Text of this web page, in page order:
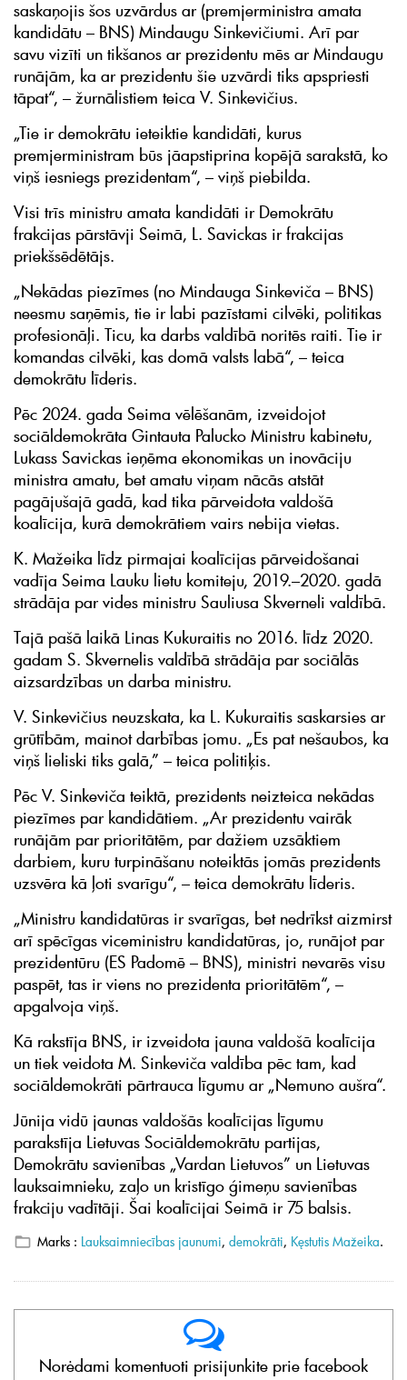
saskaņojis šos uzvārdus ar (premjerministra amata
kandidātu – BNS) Mindaugu Sinkevičiumi. Arī par
savu vizīti un tikšanos ar prezidentu mēs ar Mindaugu
runājām, ka ar prezidentu šie uzvārdi tiks apspriesti
tāpat“, – žurnālistiem teica V. Sinkevičius.
„Tie ir demokrātu ieteiktie kandidāti, kurus
premjerministram būs jāapstiprina kopējā sarakstā, ko
viņš iesniegs prezidentam“, – viņš piebilda.
Visi trīs ministru amata kandidāti ir Demokrātu
frakcijas pārstāvji Seimā, L. Savickas ir frakcijas
priekšsēdētājs.
„Nekādas piezīmes (no Mindauga Sinkeviča – BNS)
neesmu saņēmis, tie ir labi pazīstami cilvēki, politikas
profesionāļi. Ticu, ka darbs valdībā noritēs raiti. Tie ir
komandas cilvēki, kas domā valsts labā“, – teica
demokrātu līderis.
Pēc 2024. gada Seima vēlēšanām, izveidojot
sociāldemokrāta Gintauta Palucko Ministru kabinetu,
Lukass Savickas ieņēma ekonomikas un inovāciju
ministra amatu, bet amatu viņam nācās atstāt
pagājušajā gadā, kad tika pārveidota valdošā
koalīcija, kurā demokrātiem vairs nebija vietas.
K. Mažeika līdz pirmajai koalīcijas pārveidošanai
vadīja Seima Lauku lietu komiteju, 2019.–2020. gadā
strādāja par vides ministru Sauliusa Skverneli valdībā.
Tajā pašā laikā Linas Kukuraitis no 2016. līdz 2020.
gadam S. Skvernelis valdībā strādāja par sociālās
aizsardzības un darba ministru.
V. Sinkevičius neuzskata, ka L. Kukuraitis saskarsies ar
grūtībām, mainot darbības jomu. „Es pat nešaubos, ka
viņš lieliski tiks galā,” – teica politiķis.
Pēc V. Sinkeviča teiktā, prezidents neizteica nekādas
piezīmes par kandidātiem. „Ar prezidentu vairāk
runājām par prioritātēm, par dažiem uzsāktiem
darbiem, kuru turpināšanu noteiktās jomās prezidents
uzsvēra kā ļoti svarīgu“, – teica demokrātu līderis.
„Ministru kandidatūras ir svarīgas, bet nedrīkst aizmirst
arī spēcīgas viceministru kandidatūras, jo, runājot par
prezidentūru (ES Padomē – BNS), ministri nevarēs visu
paspēt, tas ir viens no prezidenta prioritātēm“, –
apgalvoja viņš.
Kā rakstīja BNS, ir izveidota jauna valdošā koalīcija
un tiek veidota M. Sinkeviča valdība pēc tam, kad
sociāldemokrāti pārtrauca līgumu ar „Nemuno aušra“.
Jūnija vidū jaunas valdošās koalīcijas līgumu
parakstīja Lietuvas Sociāldemokrātu partijas,
Demokrātu savienības „Vardan Lietuvos” un Lietuvas
lauksaimnieku, zaļo un kristīgo ģimeņu savienības
frakciju vadītāji. Šai koalīcijai Seimā ir 75 balsis.
Marks : Lauksaimniecības jaunumi, demokrāti, Kęstutis Mažeika.
Norėdami komentuoti prisijunkite prie facebook